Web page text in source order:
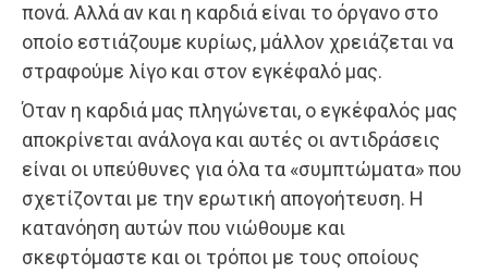
πονά. Αλλά αν και η καρδιά είναι το όργανο στο
οποίο εστιάζουμε κυρίως, μάλλον χρειάζεται να
στραφούμε λίγο και στον εγκέφαλό μας.
Όταν η καρδιά μας πληγώνεται, ο εγκέφαλός μας
αποκρίνεται ανάλογα και αυτές οι αντιδράσεις
είναι οι υπεύθυνες για όλα τα «συμπτώματα» που
σχετίζονται με την ερωτική απογοήτευση. Η
κατανόηση αυτών που νιώθουμε και
σκεφτόμαστε και οι τρόποι με τους οποίους